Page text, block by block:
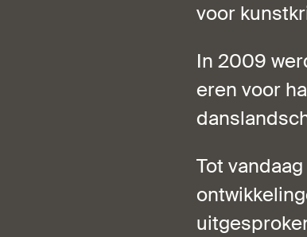
voor
In 2009
eren voor
Tot